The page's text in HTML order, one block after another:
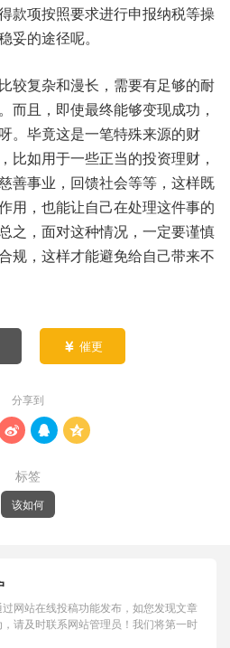
款项按照要求进行申报纳税等操
妥的途径呢。
较复杂和漫长，需要有足够的耐
而且，即使最终能够变现成功，
。毕竟这是一笔特殊来源的财
比如用于一些正当的投资理财，
善事业，回馈社会等等，这样既
用，也能让自己在处理这件事的
之，面对这种情况，一定要谨慎
规，这样才能避免给自己带来不
 催更
分享到
  
标签
该如何
网站在线投稿功能发布，如您发现文章
请及时联系网站管理员！我们将第一时